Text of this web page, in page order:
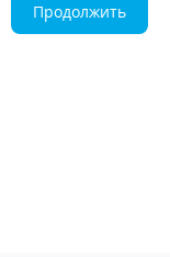
Продолжить